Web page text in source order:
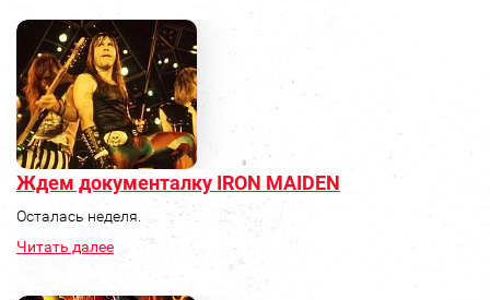
Ждем документалку IRON MAIDEN
Осталась неделя.
Читать далее